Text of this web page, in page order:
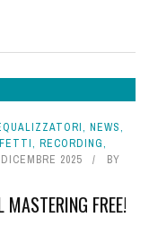
, NEWS,
, RECORDING,
2025
BY
MASTERING FREE!